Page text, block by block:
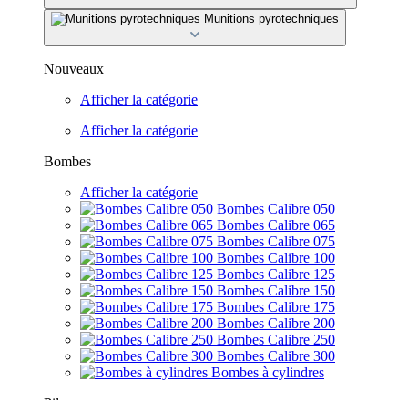
Munitions pyrotechniques
Nouveaux
Afficher la catégorie
Afficher la catégorie
Bombes
Afficher la catégorie
Bombes Calibre 050
Bombes Calibre 065
Bombes Calibre 075
Bombes Calibre 100
Bombes Calibre 125
Bombes Calibre 150
Bombes Calibre 175
Bombes Calibre 200
Bombes Calibre 250
Bombes Calibre 300
Bombes à cylindres